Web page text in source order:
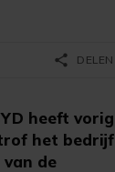
heeft vorig
het bedrijf
de
share DELEN